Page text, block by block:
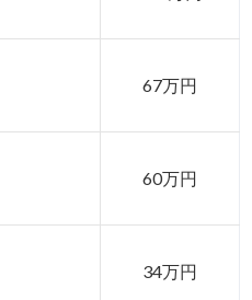
67万円
60万円
34万円